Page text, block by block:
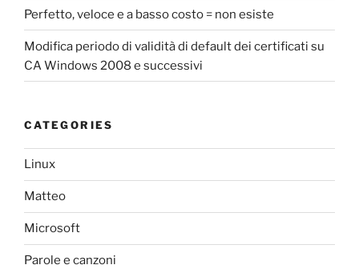
Perfetto, veloce e a basso costo = non esiste
Modifica periodo di validità di default dei certificati su
CA Windows 2008 e successivi
CATEGORIES
Linux
Matteo
Microsoft
Parole e canzoni